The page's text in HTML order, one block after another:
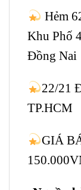
Hẻm
Khu Phố
Đồng Nai
22/21
TP.HCM
GIÁ